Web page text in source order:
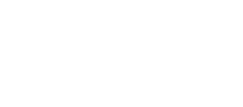
4,89 von 5, 9 Bewertungen